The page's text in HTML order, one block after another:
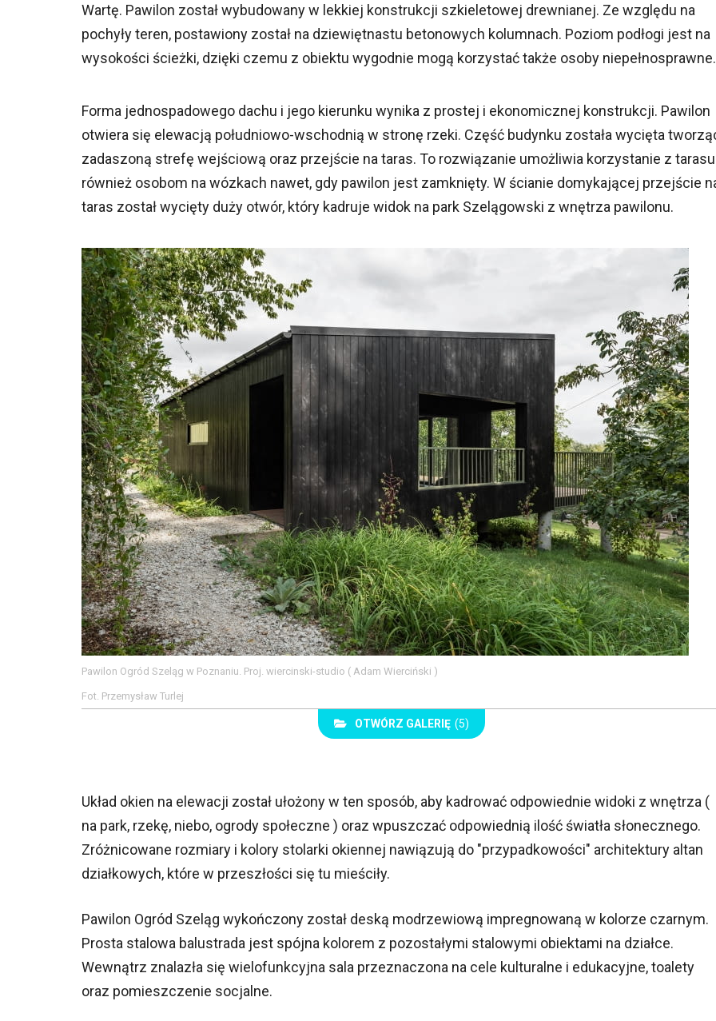
Wartę. Pawilon został wybudowany w lekkiej konstrukcji szkieletowej drewnianej. Ze względu na
pochyły teren, postawiony został na dziewiętnastu betonowych kolumnach. Poziom podłogi jest na
wysokości ścieżki, dzięki czemu z obiektu wygodnie mogą korzystać także osoby niepełnosprawne.
Forma jednospadowego dachu i jego kierunku wynika z prostej i ekonomicznej konstrukcji. Pawilon
otwiera się elewacją południowo-wschodnią w stronę rzeki. Część budynku została wycięta
zadaszoną strefę wejściową oraz przejście na taras. To rozwiązanie umożliwia korzystanie z tarasu
również osobom na wózkach nawet, gdy pawilon jest zamknięty. W ścianie domykającej przejście
taras został wycięty duży otwór, który kadruje widok na park Szelągowski z wnętrza pawilonu.
Pawilon Ogród Szeląg w Poznaniu. Proj. wiercinski-studio ( Adam Wierciński )
Fot. Przemysław Turlej
OTWÓRZ GALERIĘ (5)
Układ okien na elewacji został ułożony w ten sposób, aby kadrować odpowiednie widoki z wnętrza (
na park, rzekę, niebo, ogrody społeczne ) oraz wpuszczać odpowiednią ilość światła słonecznego.
Zróżnicowane rozmiary i kolory stolarki okiennej nawiązują do "przypadkowości" architektury altan
działkowych, które w przeszłości się tu mieściły.
Pawilon Ogród Szeląg wykończony został deską modrzewiową impregnowaną w kolorze czarnym.
Prosta stalowa balustrada jest spójna kolorem z pozostałymi stalowymi obiektami na działce.
Wewnątrz znalazła się wielofunkcyjna sala przeznaczona na cele kulturalne i edukacyjne, toalety
oraz pomieszczenie socjalne.